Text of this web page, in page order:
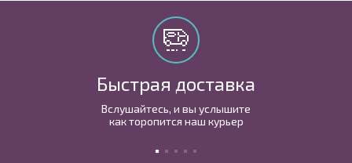
Быстрая доставка
Вслушайтесь, и вы услышите
как торопится наш курьер